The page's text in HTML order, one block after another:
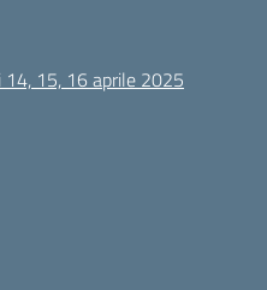
14, 15, 16 aprile 2025